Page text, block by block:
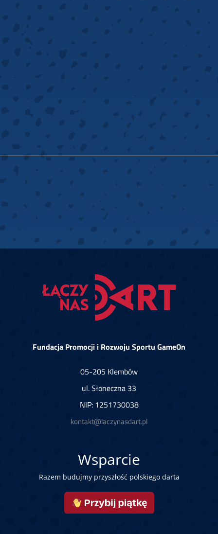
Fundacja Promocji i Rozwoju Sportu GameOn
05-205 Klembów
ul. Słoneczna 33
NIP: 1251730038
kontakt@laczynasdart.pl
Wsparcie
Razem budujmy przyszłość polskiego darta